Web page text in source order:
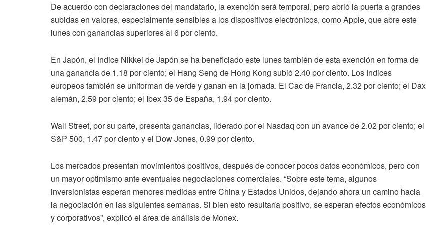
De acuerdo con declaraciones del mandatario, la exención será temporal, pero abrió la puerta a grandes
subidas en valores, especialmente sensibles a los dispositivos electrónicos, como Apple, que abre este
lunes con ganancias superiores al 6 por ciento.
En Japón, el índice Nikkei de Japón se ha beneficiado este lunes también de esta exención en forma de
una ganancia de 1.18 por ciento; el Hang Seng de Hong Kong subió 2.40 por ciento. Los índices
europeos también se uniforman de verde y ganan en la jornada. El Cac de Francia, 2.32 por ciento; el Dax
alemán, 2.59 por ciento; el Ibex 35 de España, 1.94 por ciento.
Wall Street, por su parte, presenta ganancias, liderado por el Nasdaq con un avance de 2.02 por ciento; el
S&P 500, 1.47 por ciento y el Dow Jones, 0.99 por ciento.
Los mercados presentan movimientos positivos, después de conocer pocos datos económicos, pero con
un mayor optimismo ante eventuales negociaciones comerciales. “Sobre este tema, algunos
inversionistas esperan menores medidas entre China y Estados Unidos, dejando ahora un camino hacia
la negociación en las siguientes semanas. Si bien esto resultaría positivo, se esperan efectos económicos
y corporativos”, explicó el área de análisis de Monex.